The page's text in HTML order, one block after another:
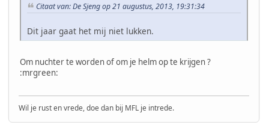
Citaat van: De Sjeng op 21 augustus, 2013, 19:31:34
Dit jaar gaat het mij niet lukken.
Om nuchter te worden of om je helm op te krijgen ?
:mrgreen:
Wil je rust en vrede, doe dan bij MFL je intrede.